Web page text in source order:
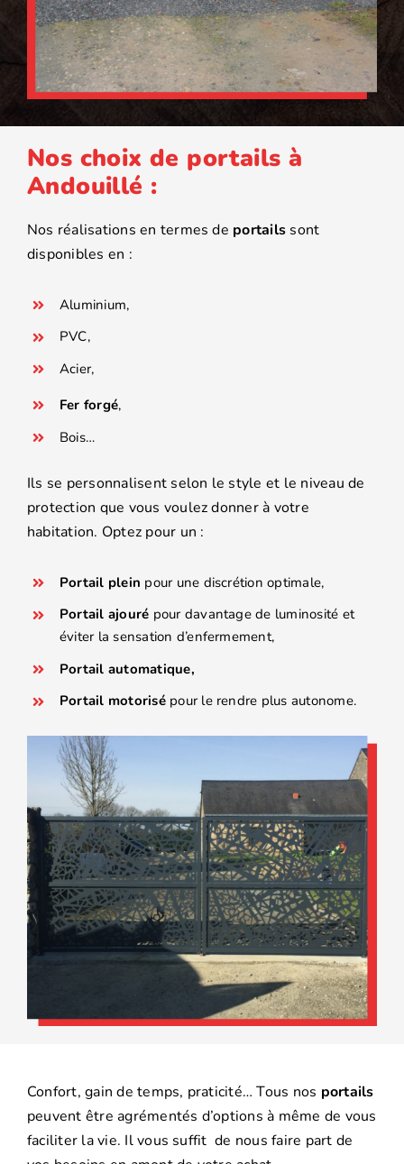
Nos choix de portails à
Andouillé :
Nos réalisations en termes de portails sont
disponibles en :
Aluminium,
PVC,
Acier,
Fer forgé,
Bois…
Ils se personnalisent selon le style et le niveau de
protection que vous voulez donner à votre
habitation. Optez pour un :
Portail plein pour une discrétion optimale,
Portail ajouré pour davantage de luminosité et
éviter la sensation d’enfermement,
Portail automatique,
Portail motorisépour le rendre plus autonome.
Confort, gain de temps, praticité… Tous nos portails
peuvent être agrémentés d’options à même de vous
faciliter la vie. Il vous suffit de nous faire part de